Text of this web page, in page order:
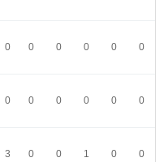
0 0 0 0 0 0
0 0 0 0 0 0
3 0 0 1 0 0